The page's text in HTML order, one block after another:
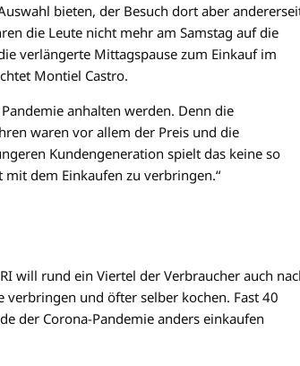
bieten, der Besuch dort aber
die Leute nicht mehr am Samstag auf die
verlängerte Mittagspause zum Einkauf im
Montiel Castro.
anhalten werden. Denn die
waren vor allem der Preis und die
Kundengeneration spielt das keine so
dem Einkaufen zu verbringen.“
will rund ein Viertel der Verbraucher auch
verbringen und öfter selber kochen. Fast 40
der Corona-Pandemie anders einkaufen